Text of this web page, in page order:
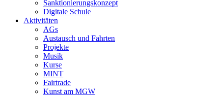
Sanktionierungskonzept
Digitale Schule
Aktivitäten
AGs
Austausch und Fahrten
Projekte
Musik
Kurse
MINT
Fairtrade
Kunst am MGW